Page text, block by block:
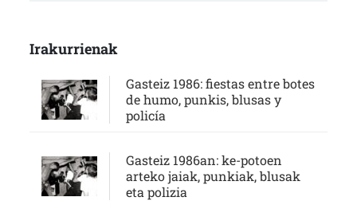
Irakurrienak
Gasteiz 1986: fiestas entre botes
de humo, punkis, blusas y
policía
Gasteiz 1986an: ke-potoen
arteko jaiak, punkiak, blusak
eta polizia